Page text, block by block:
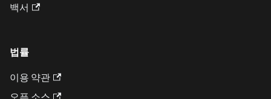
백서
법률
이용 약관